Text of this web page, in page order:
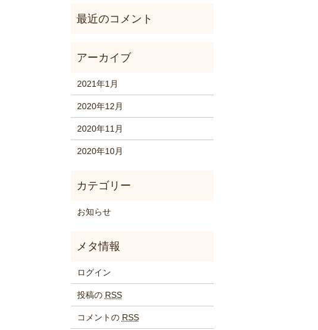
2021年1月
2020年12月
2020年11月
2020年10月
お知らせ
ログイン
投稿の RSS
コメントの RSS